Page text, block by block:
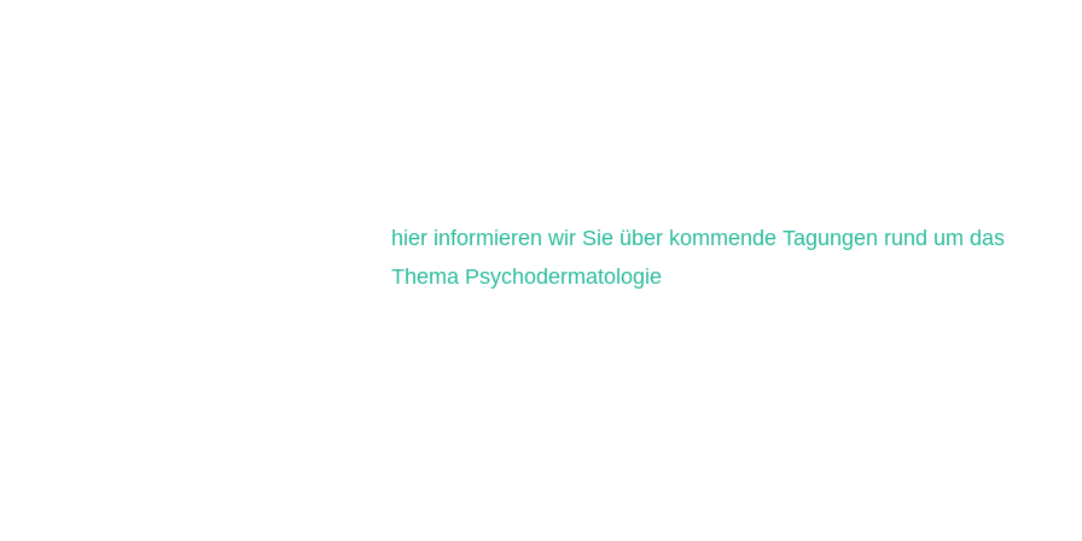
hier informieren wir Sie über kommende Tagungen rund um das
Thema Psychodermatologie